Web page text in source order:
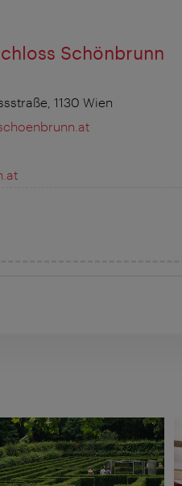
Schönbrunn
1130 Wien